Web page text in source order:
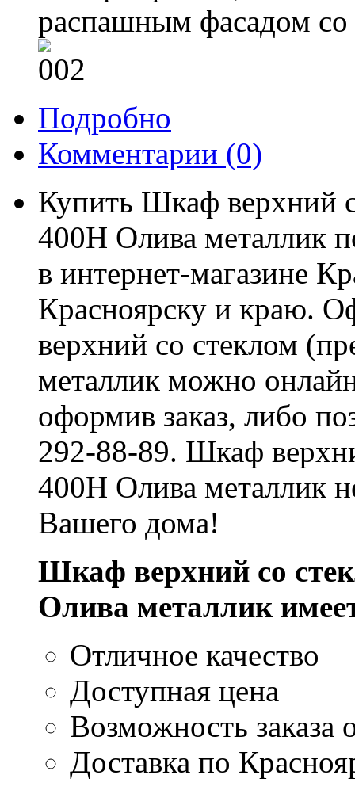
распашным фасадом со
Подробно
Комментарии (0)
Купить Шкаф верхний
400Н Олива металлик
в интернет-магазине
Красноярску и краю.
верхний со стеклом
металлик можно
оформив заказ, либо
292-88-89. Шкаф
400Н Олива металлик
Вашего дома!
Шкаф верхний со
Олива металлик
Отличное качество
Доступная цена
Возможность заказа
Доставка по